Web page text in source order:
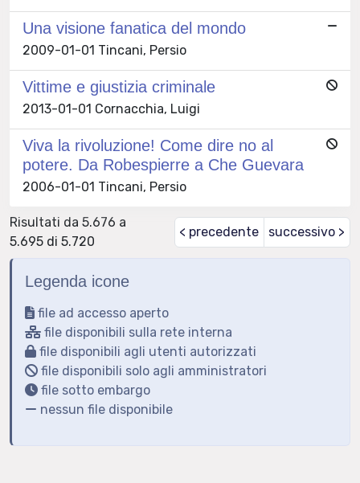
Una visione fanatica del mondo
2009-01-01 Tincani, Persio
Vittime e giustizia criminale
2013-01-01 Cornacchia, Luigi
Viva la rivoluzione! Come dire no al
potere. Da Robespierre a Che Guevara
2006-01-01 Tincani, Persio
Risultati da 5.676 a
5.695 di 5.720
< precedente successivo >
Legenda icone
file ad accesso aperto
file disponibili sulla rete interna
file disponibili agli utenti autorizzati
file disponibili solo agli amministratori
file sotto embargo
nessun file disponibile